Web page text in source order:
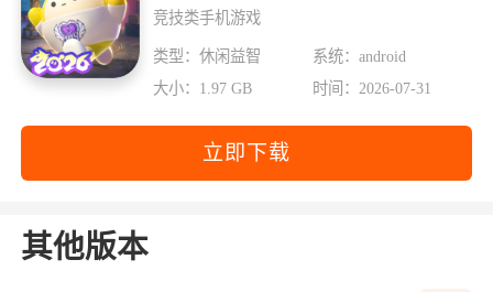
竞技类手机游戏
类型：休闲益智
系统：android
大小：1.97 GB
时间：2026-07-31
立即下载
其他版本